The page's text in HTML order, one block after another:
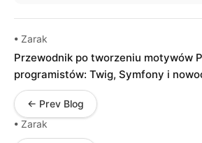
• Zarak
Przewodnik po tworzeniu motywów
programistów: Twig, Symfony i
← Prev Blog
• Zarak